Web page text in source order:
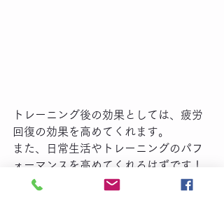
トレーニング後の効果としては、疲労
回復の効果を高めてくれます。
また、日常生活やトレーニングのパフ
ォーマンスを高めてくれるはずです！